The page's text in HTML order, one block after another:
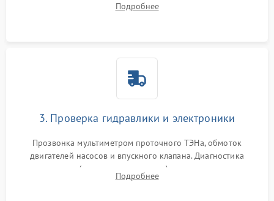
циркуляционному насосу, ТЭНу и сливной помпе.
Подробнее
3. Проверка гидравлики и электроники
Прозвонка мультиметром проточного ТЭНа, обмоток
двигателей насосов и впускного клапана. Диагностика
прессостата (датчика уровня воды), датчика мутности,
концевика дверцы и электронного модуля управления.
Подробнее